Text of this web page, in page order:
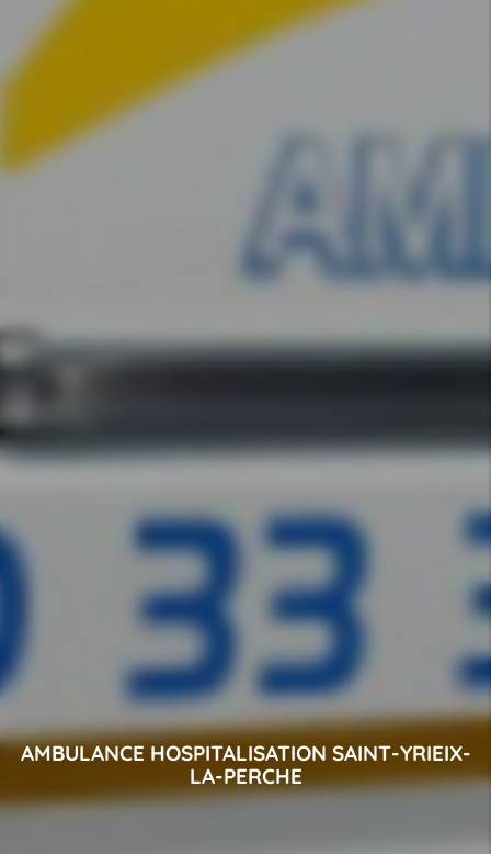
AMBULANCE HOSPITALISATION SAINT-YRIEIX-
LA-PERCHE